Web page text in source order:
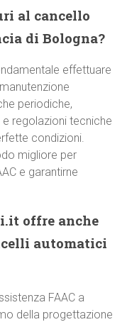
al cancello
di Bologna?
effettuare
periodiche,
regolazioni tecniche
condizioni.
migliore per
e garantirne
offre anche
automatici
FAAC a
della progettazione